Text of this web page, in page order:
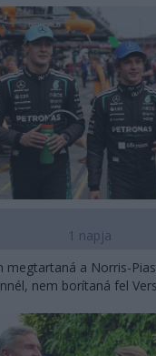
1 napja
megtartaná a Norris-
nem borítaná fel